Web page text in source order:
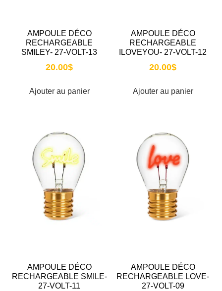
AMPOULE DÉCO
RECHARGEABLE
SMILEY- 27-VOLT-13
20.00$
Ajouter au panier
AMPOULE DÉCO
RECHARGEABLE
ILOVEYOU- 27-VOLT-12
20.00$
Ajouter au panier
AMPOULE DÉCO
RECHARGEABLE SMILE-
27-VOLT-11
AMPOULE DÉCO
RECHARGEABLE LOVE-
27-VOLT-09